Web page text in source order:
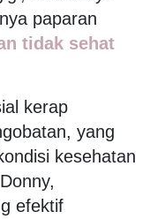
paparan
tidak sehat
kerap
yang
kesehatan
efektif